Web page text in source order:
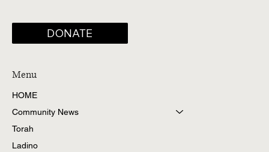
DONATE
Menu
HOME
Community News
Torah
Ladino